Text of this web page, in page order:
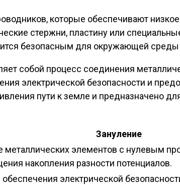
которые обеспечивают
стержни, пластину или
безопасным для окружающей
собой процесс соединения
электрической безопасности и
пути к земле и предназначено
Зануление
металлических элементов с нулевым
накопления разности потенциалов.
электрической